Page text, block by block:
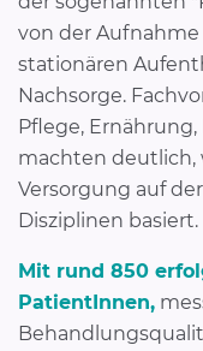
von der
stationären
Nachsorge.
Pflege,
machten deutlich,
Versorgung auf
Disziplinen basiert.
Mit rund 850
PatientInnen,